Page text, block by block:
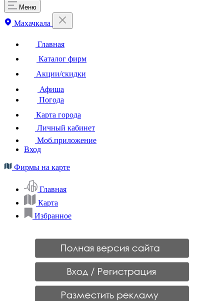
Меню
Махачкала
Главная
Каталог фирм
Акции/скидки
Афиша
Погода
Карта города
Личный кабинет
Моб.приложение
Вход
Фирмы на карте
Главная
Карта
Избранное